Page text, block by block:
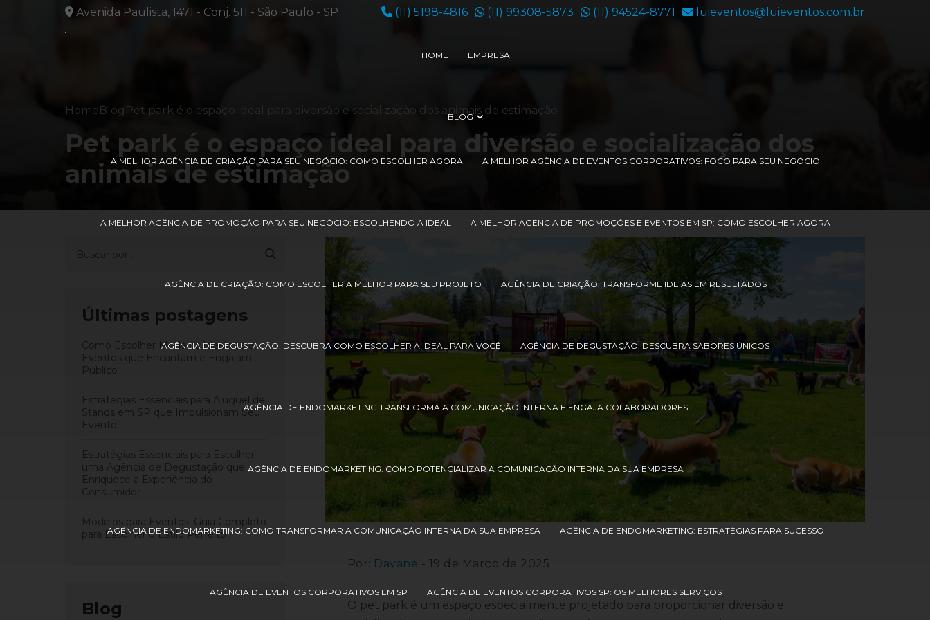
Avenida Paulista, 1471 - Conj. 511 - São Paulo - SP (11) 5198-4816 (11) 99308-5873 (11) 94524-8771 luieventos@luieventos.com.br
HOME EMPRESA
BLOG
A MELHOR AGÊNCIA DE CRIAÇÃO PARA SEU NEGÓCIO: COMO ESCOLHER AGORA A MELHOR AGÊNCIA DE EVENTOS CORPORATIVOS: FOCO PARA SEU NEGÓCIO
A MELHOR AGÊNCIA DE PROMOÇÃO PARA SEU NEGÓCIO: ESCOLHENDO A IDEAL A MELHOR AGÊNCIA DE PROMOÇÕES E EVENTOS EM SP: COMO ESCOLHER AGORA
AGÊNCIA DE CRIAÇÃO: COMO ESCOLHER A MELHOR PARA SEU PROJETO AGÊNCIA DE CRIAÇÃO: TRANSFORME IDEIAS EM RESULTADOS
AGÊNCIA DE DEGUSTAÇÃO: DESCUBRA COMO ESCOLHER A IDEAL PARA VOCÊ AGÊNCIA DE DEGUSTAÇÃO: DESCUBRA SABORES ÚNICOS
AGÊNCIA DE ENDOMARKETING TRANSFORMA A COMUNICAÇÃO INTERNA E ENGAJA COLABORADORES
AGÊNCIA DE ENDOMARKETING: COMO POTENCIALIZAR A COMUNICAÇÃO INTERNA DA SUA EMPRESA
AGÊNCIA DE ENDOMARKETING: COMO TRANSFORMAR A COMUNICAÇÃO INTERNA DA SUA EMPRESA AGÊNCIA DE ENDOMARKETING: ESTRATÉGIAS PARA SUCESSO
AGÊNCIA DE EVENTOS CORPORATIVOS EM SP AGÊNCIA DE EVENTOS CORPORATIVOS SP: OS MELHORES SERVIÇOS
HomeBlog Pet park é o espaço ideal para diversão e socialização dos animais de estimação
Pet park é o espaço ideal para diversão e socialização dos
animais de estimação
Últimas postagens
Como Escolher Modelos Ideais para
Eventos que Encantam e Engajam
Público
Estratégias Essenciais para Aluguel de
Stands em SP que Impulsionam Seu
Evento
Estratégias Essenciais para Escolher
uma Agência de Degustação que
Enriquece a Experiência do
Consumidor
Modelos para Eventos: Guia Completo
para Escolher o Estilo Perfeito
Blog
Por: Dayane - 19 de Março de 2025
O pet park é um espaço especialmente projetado para proporcionar diversão e